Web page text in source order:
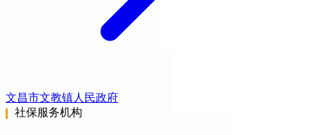
文昌市文教镇人民政府
社保服务机构